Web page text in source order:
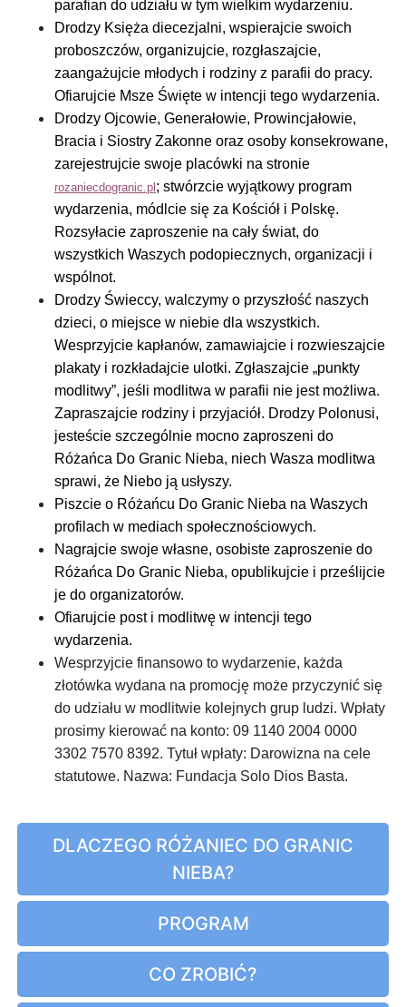
parafian do udziału w tym wielkim wydarzeniu.
Drodzy Księża diecezjalni, wspierajcie swoich
proboszczów, organizujcie, rozgłaszajcie,
zaangażujcie młodych i rodziny z parafii do pracy.
Ofiarujcie Msze Święte w intencji tego wydarzenia.
Drodzy Ojcowie, Generałowie, Prowincjałowie,
Bracia i Siostry Zakonne oraz osoby konsekrowane,
zarejestrujcie swoje placówki na stronie
rozaniecdogranic.pl ; stwórzcie wyjątkowy program
wydarzenia, módlcie się za Kościół i Polskę.
Rozsyłacie zaproszenie na cały świat, do
wszystkich Waszych podopiecznych, organizacji i
wspólnot.
Drodzy Świeccy, walczymy o przyszłość naszych
dzieci, o miejsce w niebie dla wszystkich.
Wesprzyjcie kapłanów, zamawiajcie i rozwieszajcie
plakaty i rozkładajcie ulotki. Zgłaszajcie „punkty
modlitwy”, jeśli modlitwa w parafii nie jest możliwa.
Zapraszajcie rodziny i przyjaciół. Drodzy Polonusi,
jesteście szczególnie mocno zaproszeni do
Różańca Do Granic Nieba, niech Wasza modlitwa
sprawi, że Niebo ją usłyszy.
Piszcie o Różańcu Do Granic Nieba na Waszych
profilach w mediach społecznościowych.
Nagrajcie swoje własne, osobiste zaproszenie do
Różańca Do Granic Nieba, opublikujcie i prześlijcie
je do organizatorów.
Ofiarujcie post i modlitwę w intencji tego
wydarzenia.
Wesprzyjcie finansowo to wydarzenie, każda
złotówka wydana na promocję może przyczynić się
do udziału w modlitwie kolejnych grup ludzi. Wpłaty
prosimy kierować na konto: 09 1140 2004 0000
3302 7570 8392. Tytuł wpłaty: Darowizna na cele
statutowe. Nazwa: Fundacja Solo Dios Basta.
DLACZEGO RÓŻANIEC DO GRANIC
NIEBA?
PROGRAM
CO ZROBIĆ?